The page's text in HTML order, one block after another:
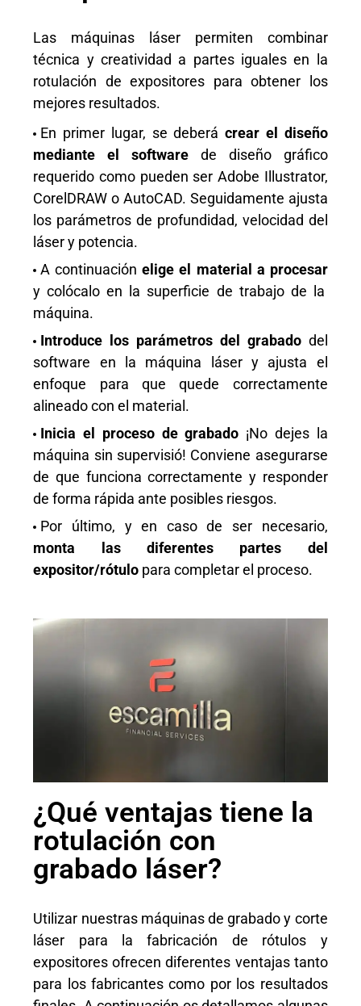
Las máquinas láser permiten combinar
técnica y creatividad a partes iguales en la
rotulación de expositores para obtener los
mejores resultados.
En primer lugar, se deberácrear el diseño
mediante el software de diseño gráfico
requerido como pueden ser Adobe Illustrator,
CorelDRAW o AutoCAD. Seguidamente ajusta
los parámetros de profundidad, velocidad del
láser y potencia.
A continuación elige el material a procesar
y colócalo en la superficie de trabajo de la
máquina.
Introduce los parámetros del grabadodel
software en la máquina láser y ajusta el
enfoque para que quede correctamente
alineado con el material.
Inicia el proceso de grabado ¡No dejes la
máquina sin supervisió! Conviene asegurarse
de que funciona correctamente y responder
de forma rápida ante posibles riesgos.
Por último, y en caso de ser necesario,
monta las diferentes partes del
expositor/rótulo para completar el proceso.
¿Qué ventajas tiene la
rotulación con
grabado láser?
Utilizar nuestras máquinas de grabado y corte
láser para la fabricación de rótulos y
expositores ofrecen diferentes ventajas tanto
para los fabricantes como por los resultados